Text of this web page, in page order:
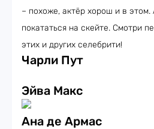
– похоже, актёр хорош и в
покататься на скейте. Смотри
этих и других селебрити!
Чарли Пут
Эйва Макс
Ана де Армас